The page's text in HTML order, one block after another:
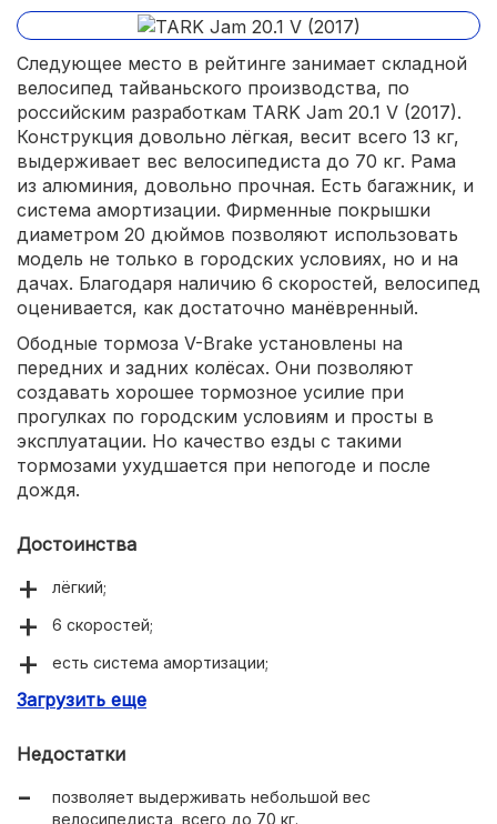
Следующее место в рейтинге занимает складной
велосипед тайваньского производства, по
российским разработкам TARK Jam 20.1 V (2017).
Конструкция довольно лёгкая, весит всего 13 кг,
выдерживает вес велосипедиста до 70 кг. Рама
из алюминия, довольно прочная. Есть багажник, и
система амортизации. Фирменные покрышки
диаметром 20 дюймов позволяют использовать
модель не только в городских условиях, но и на
дачах. Благодаря наличию 6 скоростей, велосипед
оценивается, как достаточно манёвренный.
Ободные тормоза V-Brake установлены на
передних и задних колёсах. Они позволяют
создавать хорошее тормозное усилие при
прогулках по городским условиям и просты в
эксплуатации. Но качество езды с такими
тормозами ухудшается при непогоде и после
дождя.
Достоинства
лёгкий;
6 скоростей;
есть система амортизации;
стильный дизайн;
Загрузить еще
Недостатки
позволяет выдерживать небольшой вес
велосипедиста, всего до 70 кг.